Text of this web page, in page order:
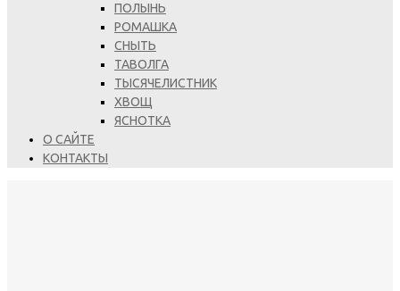
ПОЛЫНЬ
РОМАШКА
СНЫТЬ
ТАВОЛГА
ТЫСЯЧЕЛИСТНИК
ХВОЩ
ЯСНОТКА
О САЙТЕ
КОНТАКТЫ